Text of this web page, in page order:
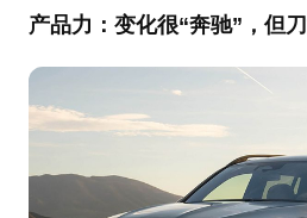
产品力：变化很“奔驰”，但